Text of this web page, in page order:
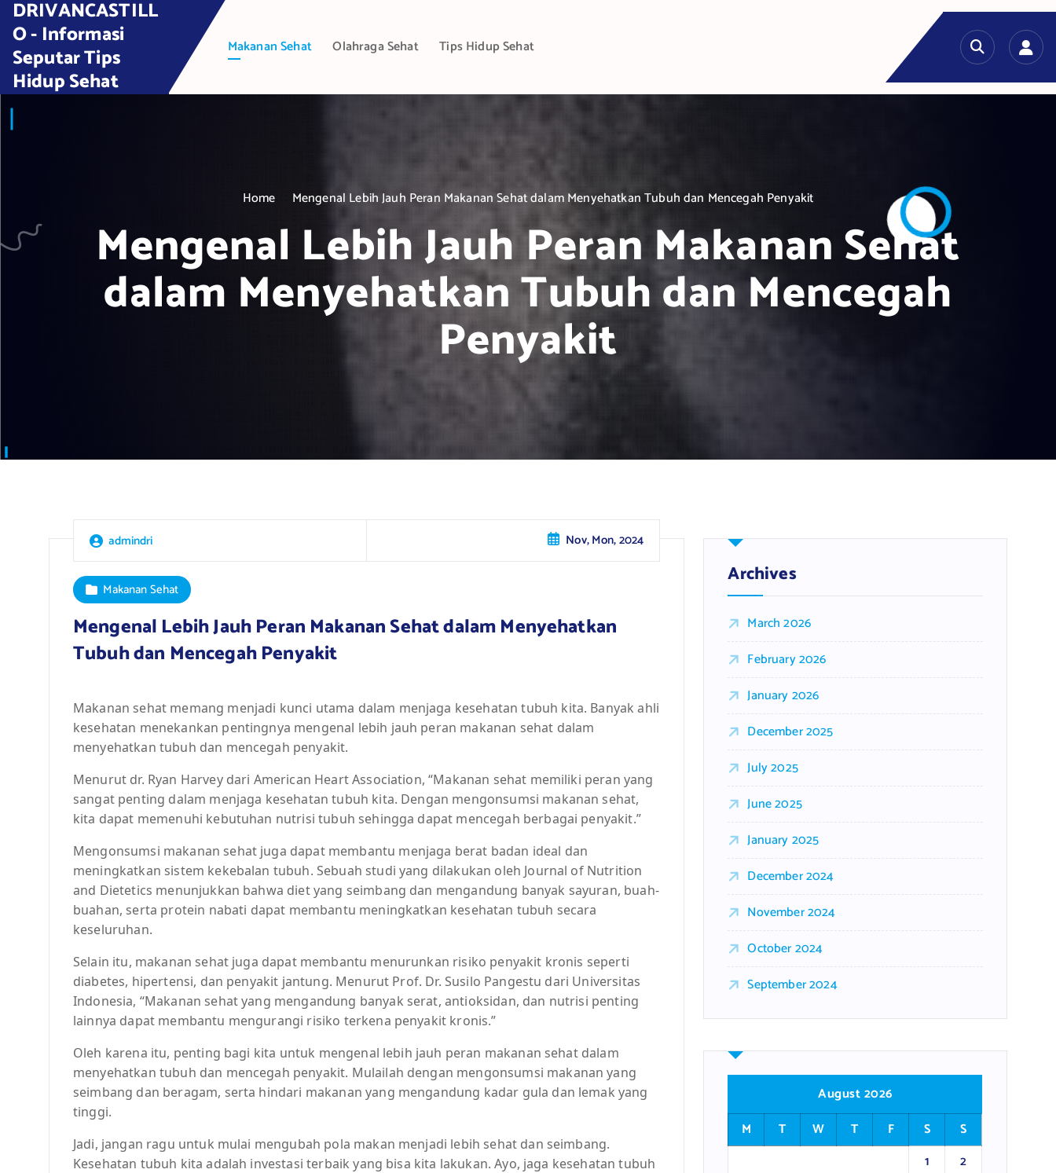
t
DRIVANCASTILL
O - Informasi
Seputar Tips
Hidup Sehat
Makanan Sehat Olahraga Sehat Tips Hidup Sehat
Home Mengenal Lebih Jauh Peran Makanan Sehat dalam Menyehatkan Tubuh dan Mencegah Penyakit
Mengenal Lebih Jauh Peran Makanan Sehat
dalam Menyehatkan Tubuh dan Mencegah
Penyakit
admindri Nov, Mon, 2024
Makanan Sehat
Mengenal Lebih Jauh Peran Makanan Sehat dalam Menyehatkan
Tubuh dan Mencegah Penyakit
Makanan sehat memang menjadi kunci utama dalam menjaga kesehatan tubuh kita. Banyak ahli
kesehatan menekankan pentingnya mengenal lebih jauh peran makanan sehat dalam
menyehatkan tubuh dan mencegah penyakit.
Menurut dr. Ryan Harvey dari American Heart Association, “Makanan sehat memiliki peran yang
sangat penting dalam menjaga kesehatan tubuh kita. Dengan mengonsumsi makanan sehat,
kita dapat memenuhi kebutuhan nutrisi tubuh sehingga dapat mencegah berbagai penyakit.”
Mengonsumsi makanan sehat juga dapat membantu menjaga berat badan ideal dan
meningkatkan sistem kekebalan tubuh. Sebuah studi yang dilakukan oleh Journal of Nutrition
and Dietetics menunjukkan bahwa diet yang seimbang dan mengandung banyak sayuran, buah-
buahan, serta protein nabati dapat membantu meningkatkan kesehatan tubuh secara
keseluruhan.
Selain itu, makanan sehat juga dapat membantu menurunkan risiko penyakit kronis seperti
diabetes, hipertensi, dan penyakit jantung. Menurut Prof. Dr. Susilo Pangestu dari Universitas
Indonesia, “Makanan sehat yang mengandung banyak serat, antioksidan, dan nutrisi penting
lainnya dapat membantu mengurangi risiko terkena penyakit kronis.”
Oleh karena itu, penting bagi kita untuk mengenal lebih jauh peran makanan sehat dalam
menyehatkan tubuh dan mencegah penyakit. Mulailah dengan mengonsumsi makanan yang
seimbang dan beragam, serta hindari makanan yang mengandung kadar gula dan lemak yang
tinggi.
Jadi, jangan ragu untuk mulai mengubah pola makan menjadi lebih sehat dan seimbang.
Kesehatan tubuh kita adalah investasi terbaik yang bisa kita lakukan. Ayo, jaga kesehatan tubuh
Archives
March 2026
February 2026
January 2026
December 2025
July 2025
June 2025
January 2025
December 2024
November 2024
October 2024
September 2024
August 2026
M
T W T F S
S
1
2